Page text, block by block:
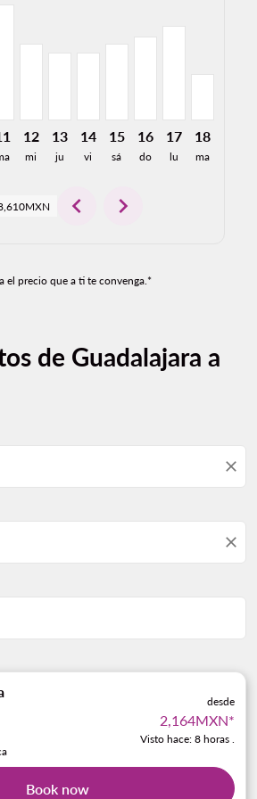
12
mi
13
ju
14
vi
15
sá
16
do
17
lu
18
ma
chevron_left chevron_right
el precio que a ti te convenga.*
de Guadalajara a
close
close
desde
2,164MXN*
Visto hace: 8 horas .
Book now